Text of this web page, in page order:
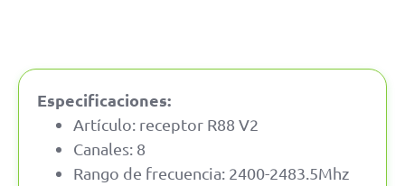
Especificaciones:
Artículo: receptor R88 V2
Canales: 8
Rango de frecuencia: 2400-2483.5Mhz